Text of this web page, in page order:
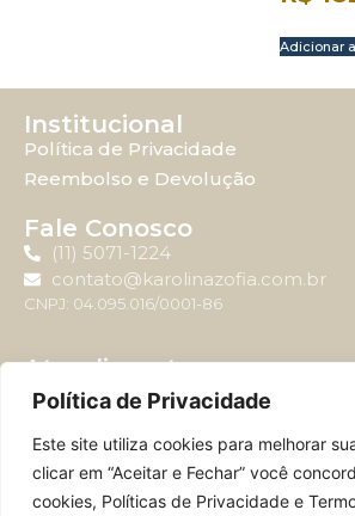
Política de Privacidade
Este site utiliza cookies para melhorar
clicar em “Aceitar e Fechar” você
cookies, Políticas de Privacidade e
Adicionar
Institucional
Política de Privacidade
Reembolso e Devolução
Fale Conosco
(11) 5071-1224
contato@karolinazofia.com.br
CNPJ: 04.095.016/0001-86
Atendimento
Horário de atendimento: Segunda-